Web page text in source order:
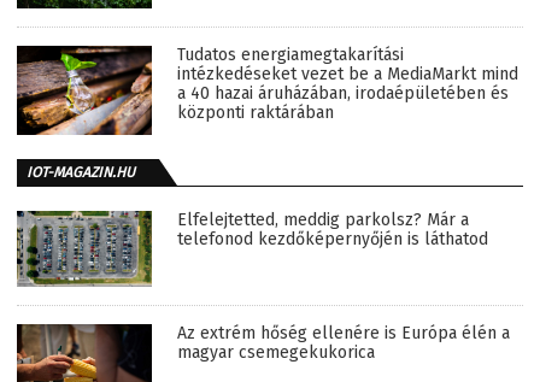
Tudatos energiamegtakarítási
intézkedéseket vezet be a MediaMarkt mind
a 40 hazai áruházában, irodaépületében és
központi raktárában
IOT-MAGAZIN.HU
Elfelejtetted, meddig parkolsz? Már a
telefonod kezdőképernyőjén is láthatod
Az extrém hőség ellenére is Európa élén a
magyar csemegekukorica